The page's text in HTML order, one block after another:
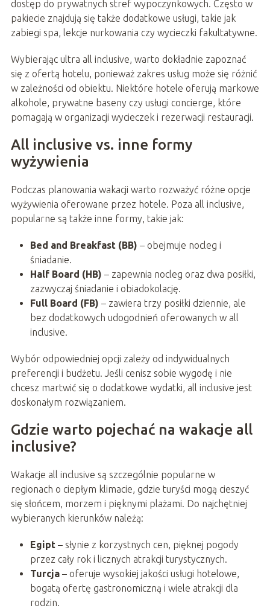
dostęp do prywatnych stref wypoczynkowych. Często w
pakiecie znajdują się także dodatkowe usługi, takie jak
zabiegi spa, lekcje nurkowania czy wycieczki fakultatywne.
Wybierając ultra all inclusive, warto dokładnie zapoznać
się z ofertą hotelu, ponieważ zakres usług może się różnić
w zależności od obiektu. Niektóre hotele oferują markowe
alkohole, prywatne baseny czy usługi concierge, które
pomagają w organizacji wycieczek i rezerwacji restauracji.
All inclusive vs. inne formy
wyżywienia
Podczas planowania wakacji warto rozważyć różne opcje
wyżywienia oferowane przez hotele. Poza all inclusive,
popularne są także inne formy, takie jak:
Bed and Breakfast (BB) – obejmuje nocleg i
śniadanie.
Half Board (HB) – zapewnia nocleg oraz dwa posiłki,
zazwyczaj śniadanie i obiadokolację.
Full Board (FB) – zawiera trzy posiłki dziennie, ale
bez dodatkowych udogodnień oferowanych w all
inclusive.
Wybór odpowiedniej opcji zależy od indywidualnych
preferencji i budżetu. Jeśli cenisz sobie wygodę i nie
chcesz martwić się o dodatkowe wydatki, all inclusive jest
doskonałym rozwiązaniem.
Gdzie warto pojechać na wakacje all
inclusive?
Wakacje all inclusive są szczególnie popularne w
regionach o ciepłym klimacie, gdzie turyści mogą cieszyć
się słońcem, morzem i pięknymi plażami. Do najchętniej
wybieranych kierunków należą:
Egipt– słynie z korzystnych cen, pięknej pogody
przez cały rok i licznych atrakcji turystycznych.
Turcja– oferuje wysokiej jakości usługi hotelowe,
bogatą ofertę gastronomiczną i wiele atrakcji dla
rodzin.